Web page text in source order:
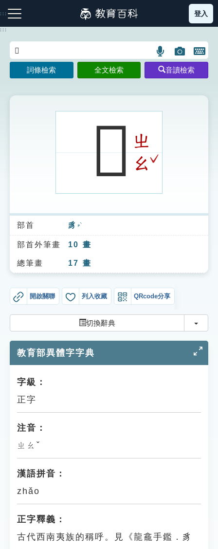
到
主
:::
注音索引圖示 筆畫索引圖示 部首索引表圖示
索引選單
知識索引
單字索引
貓頭鷹博士
登入
:::
語
言
搜
示
圖
片
搜
開
鍵
圖
詞條檢索 全文檢索 音讀檢索
𧳻ㄓ
ㄠ ˇ
部首 豸 ㄓˋ
部首外筆畫 10 畫
總筆畫 17 畫
開啟關聯 列入收藏 QRcode分享
切換辭典 切換
教育部異體字字典
字級：
正字
注音：
ㄓㄠˇ
漢語拼音：
zhǎo
正字釋義：
古代西南夷族的稱呼。見《龍龕手鑑．豸